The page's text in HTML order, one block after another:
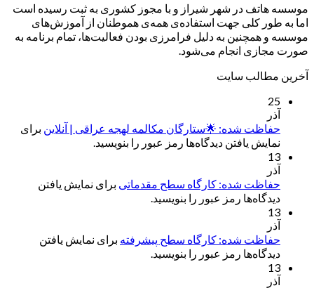
موسسه هاتف در شهر شیراز و با مجوز کشوری به ثبت رسیده است
اما به طور کلی جهت استفاده‌ی همه‌ی هموطنان از آموزش‌های
موسسه و همچنین به دلیل فرامرزی بودن فعالیت‌ها، تمام برنامه به
صورت مجازی انجام می‌شود.
آخرین مطالب سایت
25
آذر
حفاظت شده: 🌟ستارگان مکالمه لهجه عراقی | آنلاین برای
نمایش یافتن دیدگاه‌ها رمز عبور را بنویسید.
13
آذر
حفاظت شده: کارگاه سطح مقدماتی برای نمایش یافتن
دیدگاه‌ها رمز عبور را بنویسید.
13
آذر
حفاظت شده: کارگاه سطح پیشرفته برای نمایش یافتن
دیدگاه‌ها رمز عبور را بنویسید.
13
آذر